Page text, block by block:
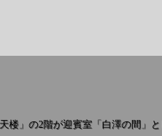
楼」の2階が迎賓室「白澤の間」